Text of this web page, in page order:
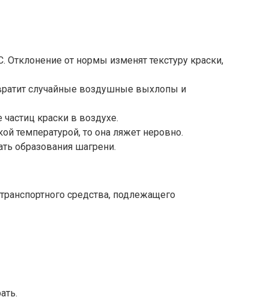
Отклонение от нормы изменят текстуру краски,
случайные воздушные выхлопы и
краски в воздухе.
температурой, то она ляжет неровно.
образования шагрени.
средства, подлежащего